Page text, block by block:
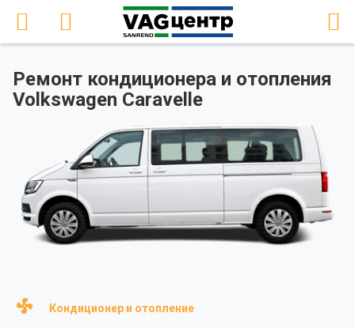
Ремонт кондиционера и отопления
Volkswagen Caravelle
Кондиционер и отопление